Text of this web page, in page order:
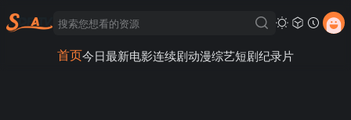
首页今日最新电影连续剧动漫综艺短剧纪录片